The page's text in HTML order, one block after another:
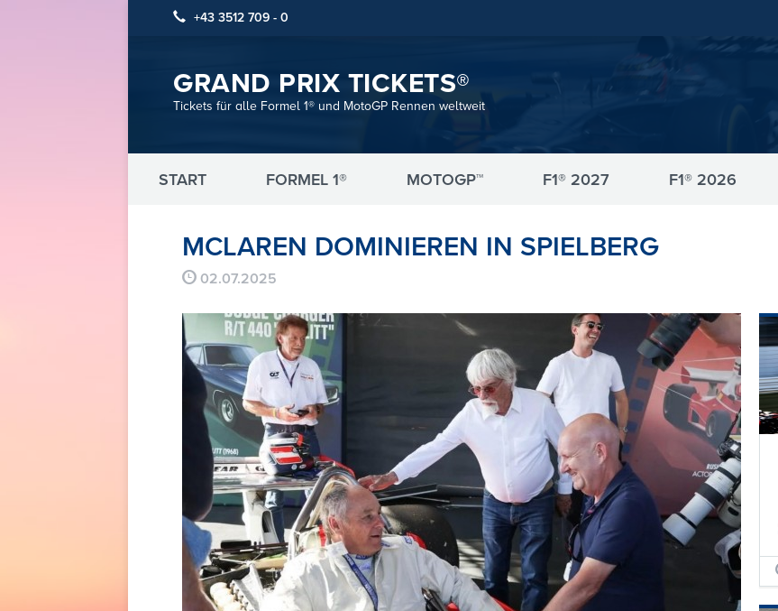
+43 3512 709 - 0
GRAND PRIX TICKETS®
Tickets für alle Formel 1® und MotoGP Rennen weltweit
START FORMEL 1® MOTOGP™ F1® 2027 F1® 2026
MCLAREN DOMINIEREN IN SPIELBERG
02.07.2025